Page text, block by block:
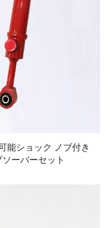
能ショック ノブ付き
ーバーセット